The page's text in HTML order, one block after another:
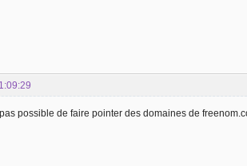
possible de faire pointer des domaines de